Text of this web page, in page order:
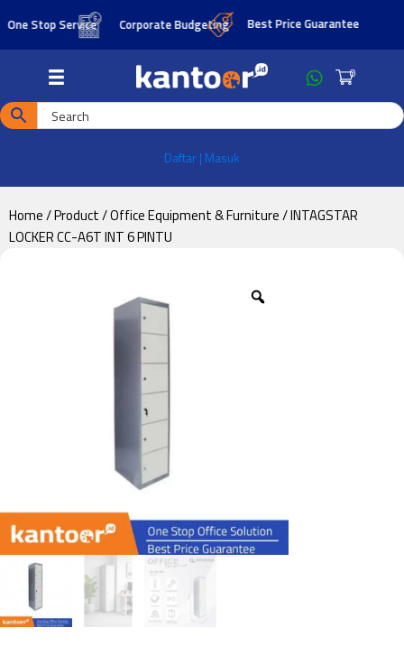
content
Stop Service Corporate Budgeting Best Price Guarantee
0
Daftar | Masuk
Home/Product/Office Equipment & Furniture/ INTAGSTAR
LOCKER CC-A6T INT 6 PINTU